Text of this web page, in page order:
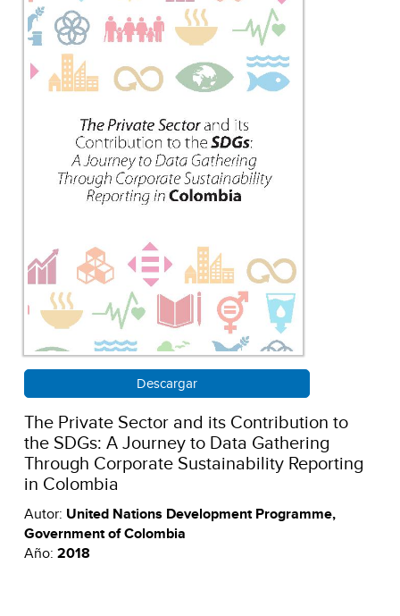
Descargar
The Private Sector and its Contribution to
the SDGs: A Journey to Data Gathering
Through Corporate Sustainability Reporting
in Colombia
Autor: United Nations Development Programme,
Government of Colombia
Año: 2018